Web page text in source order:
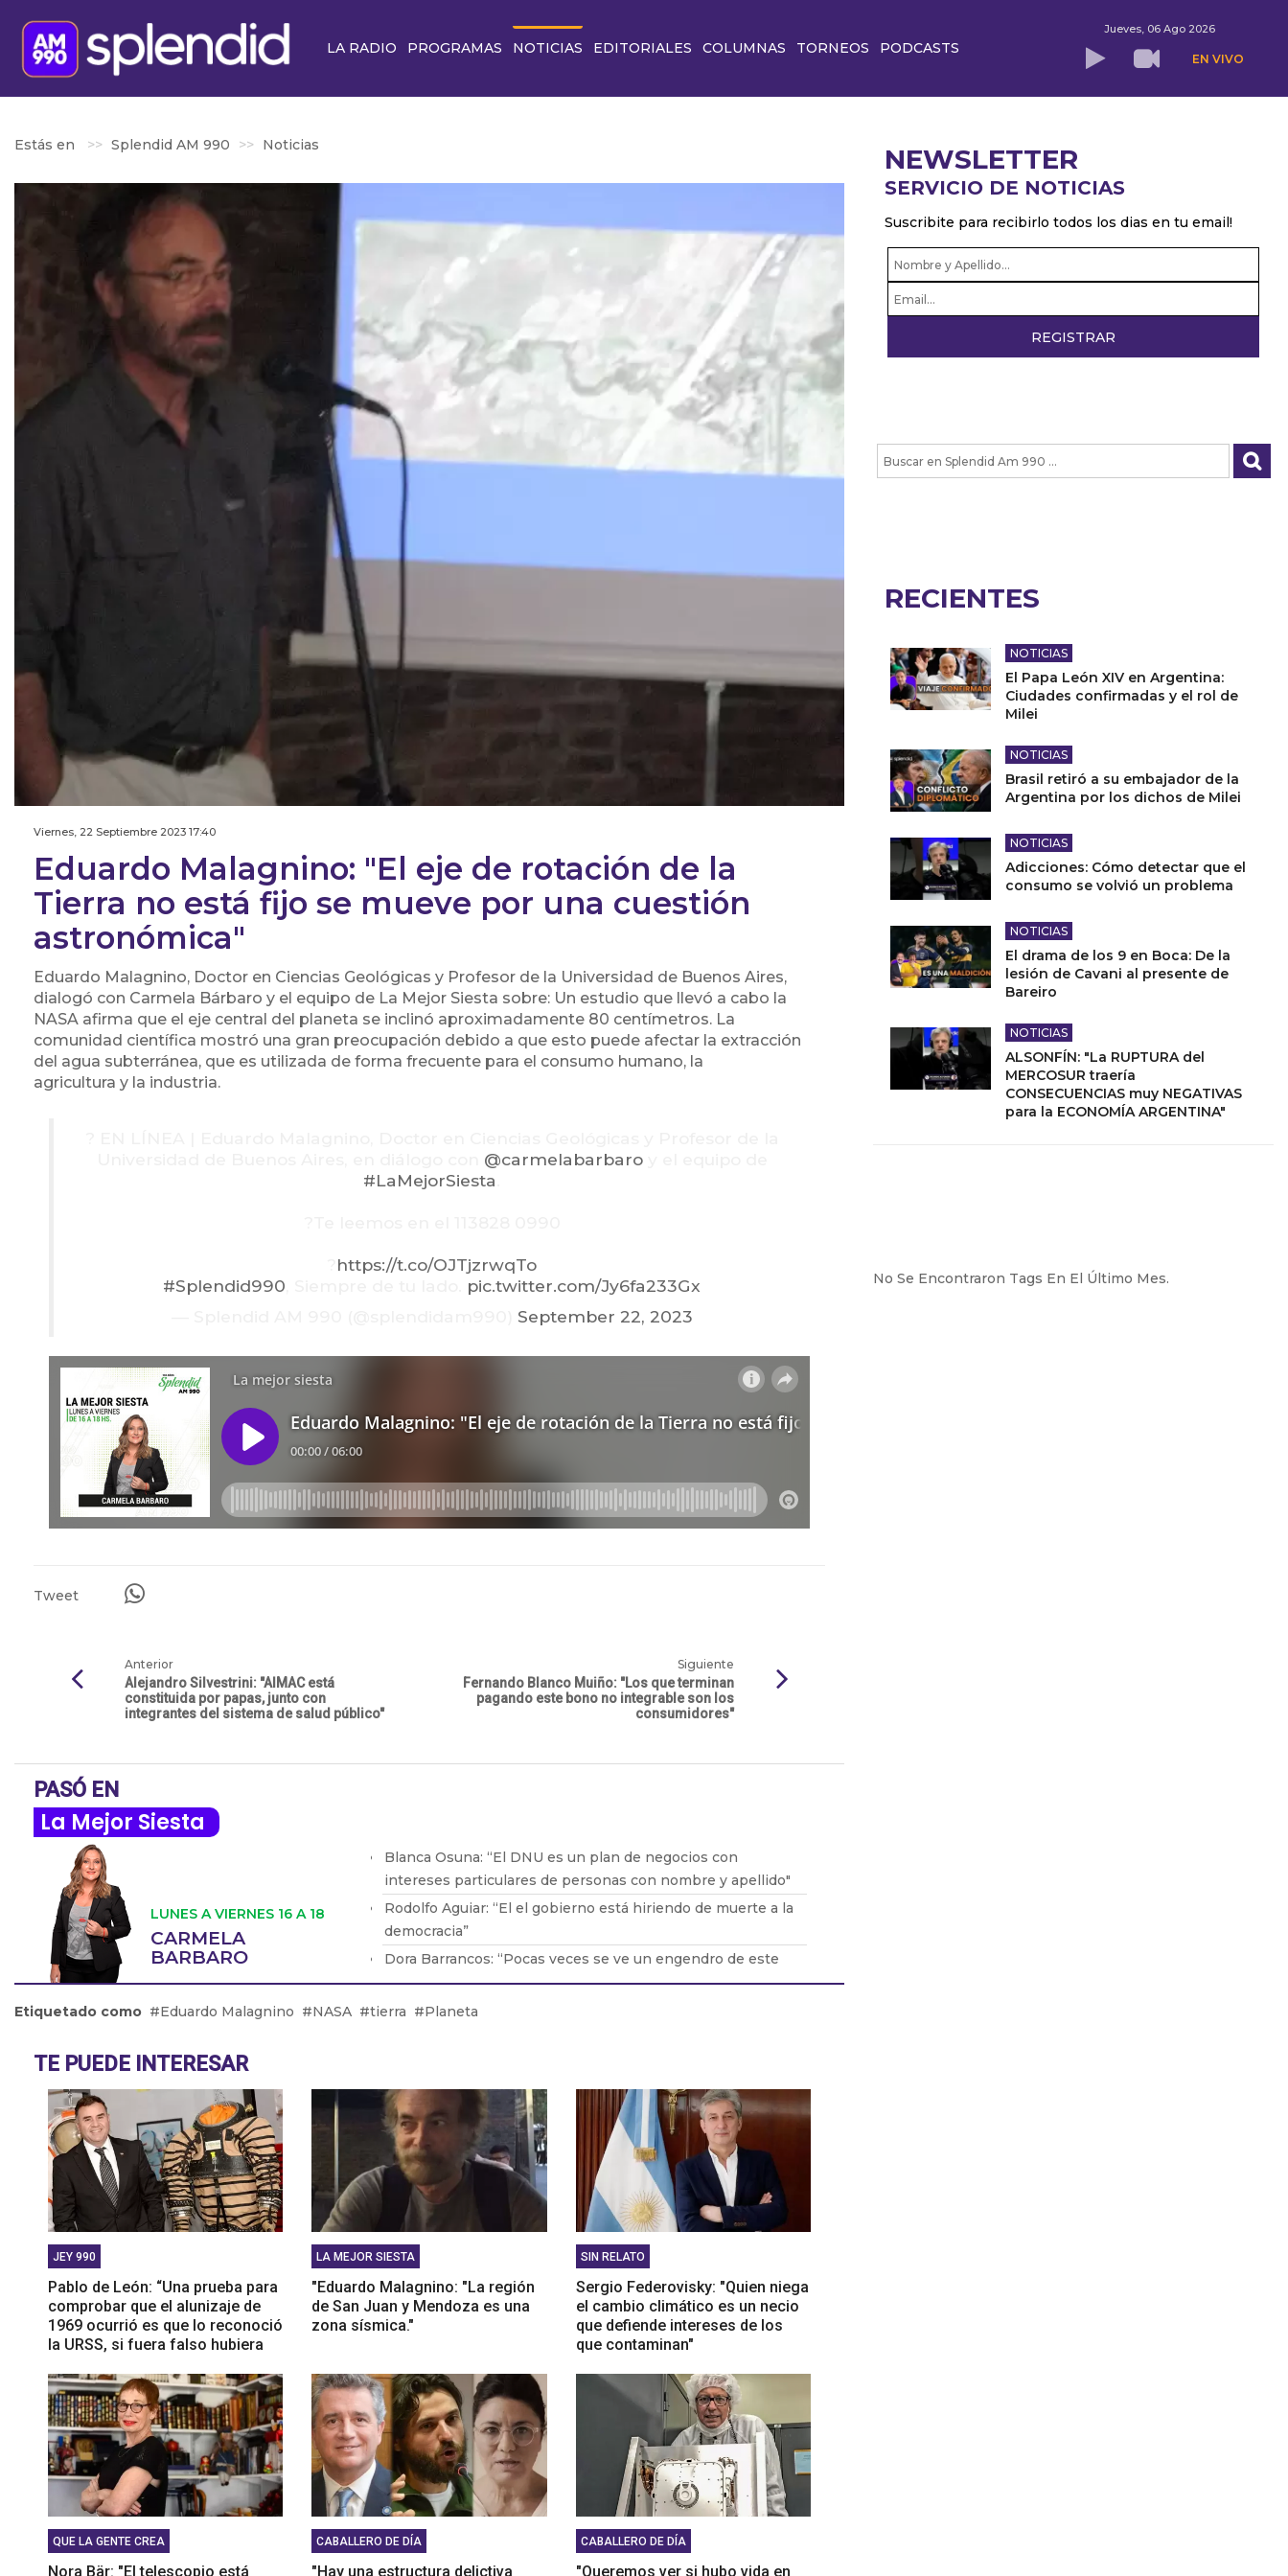
LA RADIO PROGRAMAS NOTICIAS EDITORIALES COLUMNAS TORNEOS PODCASTS
Jueves, 06 Ago 2026
EN VIVO
Estás en Splendid AM 990 Noticias
Viernes, 22 Septiembre 2023 17:40
Eduardo Malagnino: "El eje de rotación de la
Tierra no está fijo se mueve por una cuestión
astronómica"
Eduardo Malagnino, Doctor en Ciencias Geológicas y Profesor de la Universidad de Buenos Aires,
dialogó con Carmela Bárbaro y el equipo de La Mejor Siesta sobre: Un estudio que llevó a cabo la
NASA afirma que el eje central del planeta se inclinó aproximadamente 80 centímetros. La
comunidad científica mostró una gran preocupación debido a que esto puede afectar la extracción
del agua subterránea, que es utilizada de forma frecuente para el consumo humano, la
agricultura y la industria.
@carmelabarbaroy el equipo de
#LaMejorSiesta
https://t.co/OJTjzrwqTo
#Splendid990
pic.twitter.com/Jy6fa233Gx
September 22, 2023
Tweet
Anterior
Alejandro Silvestrini: "AIMAC está
constituida por papas, junto con
integrantes del sistema de salud público"
Siguiente
Fernando Blanco Muiño: "Los que terminan
pagando este bono no integrable son los
consumidores"
PASÓ EN
La Mejor Siesta
LUNES A VIERNES 16 A 18
CARMELA
BARBARO
Blanca Osuna: “El DNU es un plan de negocios con
intereses particulares de personas con nombre y apellido"
Rodolfo Aguiar: “El el gobierno está hiriendo de muerte a la
democracia”
Dora Barrancos: “Pocas veces se ve un engendro de este
orden. Es la desmesura de una dictadura"
Eduardo Valdés: "No es casual que llegue Bullrich y
Etiquetado como Eduardo Malagnino NASA tierra Planeta
TE PUEDE INTERESAR
JEY 990
Pablo de León: “Una prueba para
comprobar que el alunizaje de
1969 ocurrió es que lo reconoció
la URSS, si fuera falso hubiera
LA MEJOR SIESTA
"Eduardo Malagnino: "La región
de San Juan y Mendoza es una
zona sísmica."
SIN RELATO
Sergio Federovisky: "Quien niega
el cambio climático es un necio
que defiende intereses de los
que contaminan"
QUE LA GENTE CREA
Nora Bär: "El telescopio está
CABALLERO DE DÍA
"Hay una estructura delictiva
CABALLERO DE DÍA
"Queremos ver si hubo vida en
NEWSLETTER
SERVICIO DE NOTICIAS
Suscribite para recibirlo todos los dias en tu email!
RECIENTES
NOTICIAS
El Papa León XIV en Argentina:
Ciudades confirmadas y el rol de
Milei
NOTICIAS
Brasil retiró a su embajador de la
Argentina por los dichos de Milei
NOTICIAS
Adicciones: Cómo detectar que el
consumo se volvió un problema
NOTICIAS
El drama de los 9 en Boca: De la
lesión de Cavani al presente de
Bareiro
NOTICIAS
ALSONFÍN: "La RUPTURA del
MERCOSUR traería
CONSECUENCIAS muy NEGATIVAS
para la ECONOMÍA ARGENTINA"
No Se Encontraron Tags En El Último Mes.